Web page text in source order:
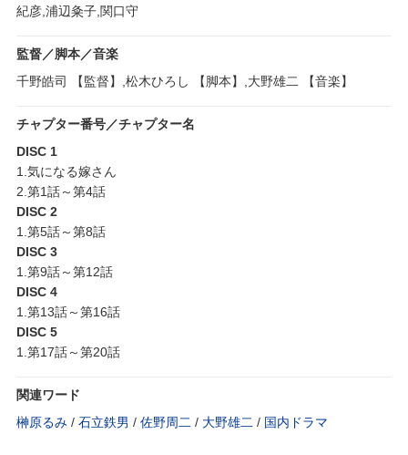
紀彦,浦辺粂子,関口守
監督／脚本／音楽
千野皓司 【監督】,松木ひろし 【脚本】,大野雄二 【音楽】
チャプター番号／チャプター名
DISC 1
1.気になる嫁さん
2.第1話～第4話
DISC 2
1.第5話～第8話
DISC 3
1.第9話～第12話
DISC 4
1.第13話～第16話
DISC 5
1.第17話～第20話
関連ワード
榊原るみ / 石立鉄男 / 佐野周二 / 大野雄二 / 国内ドラマ